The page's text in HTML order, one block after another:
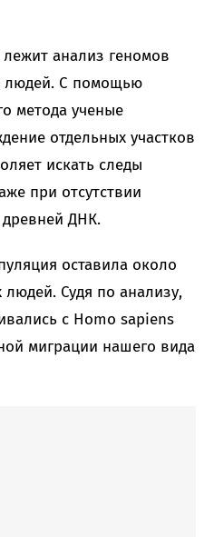
анализ геномов
людей. С помощью
метода ученые
отдельных участков
искать следы
при отсутствии
ДНК.
оставила около
Судя по анализу,
с Homo sapiens
миграции нашего вида